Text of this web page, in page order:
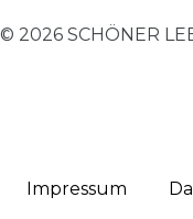
© 2026 SCHÖNER
Impressum